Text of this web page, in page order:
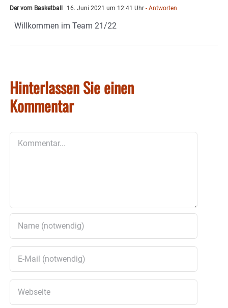
Der vom Basketball 16. Juni 2021 um 12:41 Uhr - Antworten
Willkommen im Team 21/22
Hinterlassen Sie einen
Kommentar